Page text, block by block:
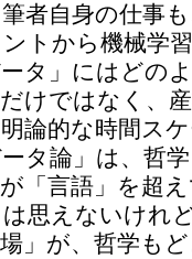
者自身の仕事
トから機械学
タ」にはどの
けではなく、
論的な時間ス
タ論」は、哲
「言語」を超
思えないけれ
場」が、哲学も